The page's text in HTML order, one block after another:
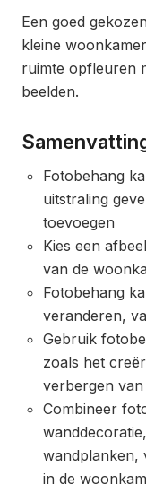
Een goed
kleine
ruimte opfleuren
beelden.
Fotobehang
uitstraling
toevoegen
Kies een
van de
Fotobehang
veranderen,
Gebruik
zoals het
verbergen
Combineer
wandplanken,
in de